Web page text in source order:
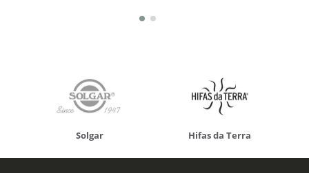
Solgar Hifas da Terra